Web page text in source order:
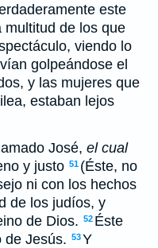
este
multitud de los que
viendo lo
golpeándose el
y las mujeres que
estaban lejos
José, el cual
y justo 51 (Éste, no
ni con los hechos
de los judíos, y
de Dios. 52 Éste
de Jesús. 53Y